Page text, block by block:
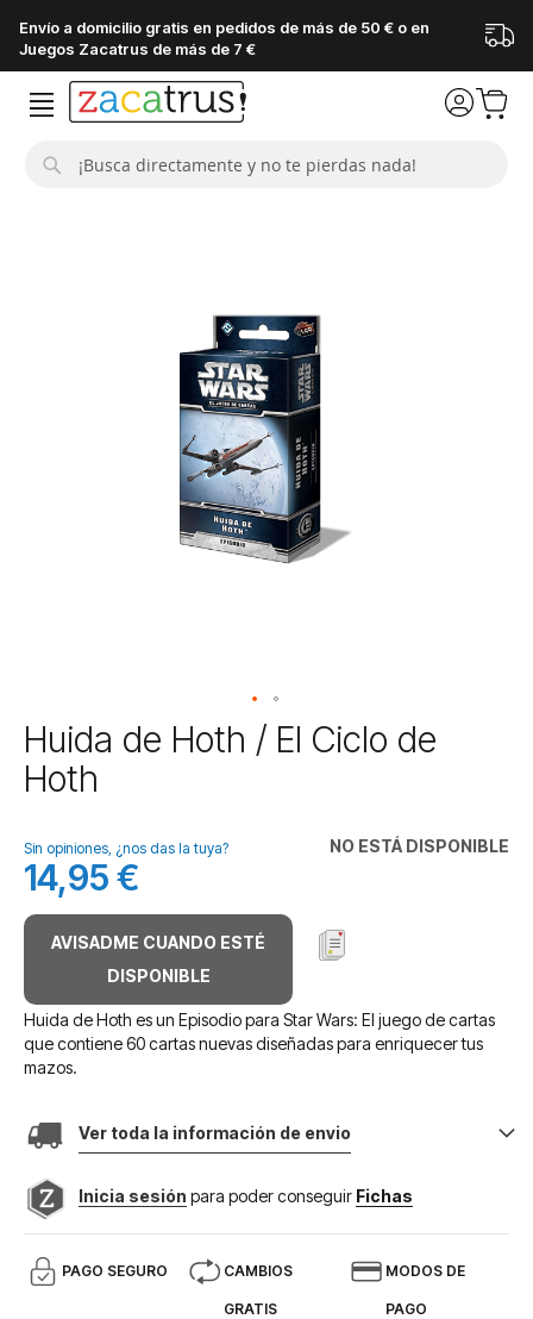
Envío a domicilio gratis en pedidos de más de 50 € o en
Juegos Zacatrus de más de 7 €
Saltar
al
comienzo
galería
de
imágenes
Huida de Hoth / El Ciclo de
Hoth
NO ESTÁ DISPONIBLE
Sin opiniones, ¿nos das la tuya?
14,95 €
AVISADME CUANDO ESTÉ
DISPONIBLE
Huida de Hoth es un Episodio para Star Wars: El juego de cartas
que contiene 60 cartas nuevas diseñadas para enriquecer tus
mazos.
Ver toda la información de envio
Inicia sesión para poder conseguir Fichas
PAGO SEGURO CAMBIOS
GRATIS
MODOS DE
PAGO